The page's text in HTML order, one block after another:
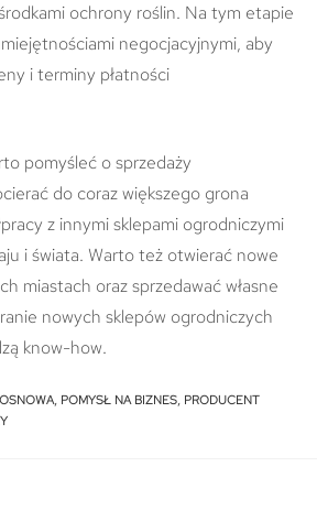
ochrony roślin. Na tym etapie
negocjacyjnymi, aby
i terminy płatności
pomyśleć o sprzedaży
do coraz większego grona
z innymi sklepami ogrodniczymi
i świata. Warto też otwierać nowe
miastach oraz sprzedawać własne
nowych sklepów ogrodniczych
know-how.
, POMYSŁ NA BIZNES, PRODUCENT